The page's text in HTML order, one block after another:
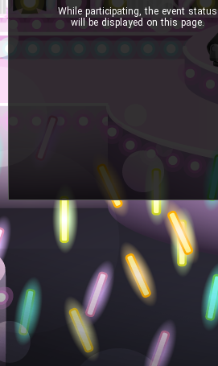
While participating, the event status
will be displayed on this page.